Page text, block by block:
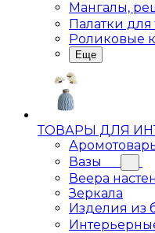
Мангалы,
Палатки
Роликовые
Еще
ТОВАРЫ ДЛЯ
Вазы
Веера
Зеркала
Изделия из